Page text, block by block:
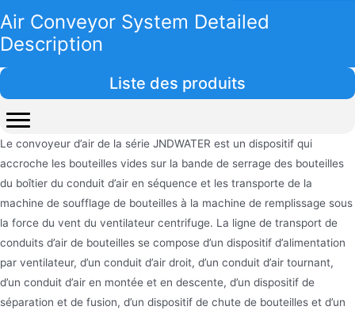
Air Conveyor System Detailed
Description
Le convoyeur d’air de la série JNDWATER est un dispositif qui
accroche les bouteilles vides sur la bande de serrage des bouteilles
du boîtier du conduit d’air en séquence et les transporte de la
machine de soufflage de bouteilles à la machine de remplissage sous
la force du vent du ventilateur centrifuge. La ligne de transport de
conduits d’air de bouteilles se compose d’un dispositif d’alimentation
par ventilateur, d’un conduit d’air droit, d’un conduit d’air tournant,
d’un conduit d’air en montée et en descente, d’un dispositif de
séparation et de fusion, d’un dispositif de chute de bouteilles et d’un
Liste des produits